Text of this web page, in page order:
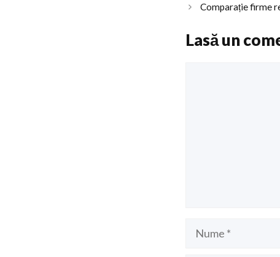
Comparație firme
Lasă un